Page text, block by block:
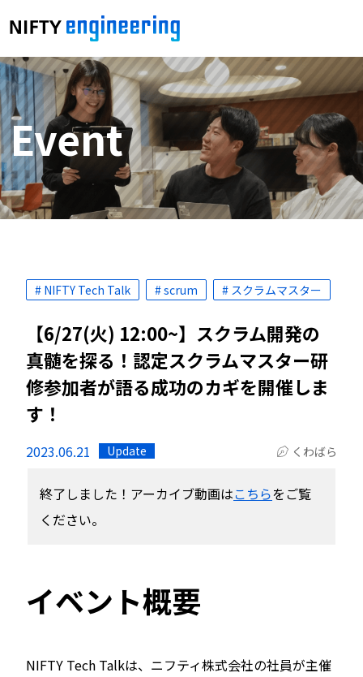
Event
# NIFTY Tech Talk # scrum # スクラムマスター
【6/27(火) 12:00~】スクラム開発の
真髄を探る！認定スクラムマスター研
修参加者が語る成功のカギを開催しま
す！
2023.06.21 Update くわばら
終了しました！アーカイブ動画はこちらをご覧
ください。
イベント概要
NIFTY Tech Talkは、ニフティ株式会社の社員が主催